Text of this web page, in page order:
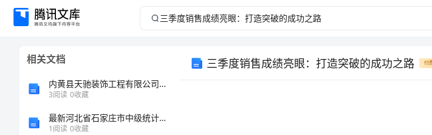
三
相关文档
内黄县天驰装饰工程有限公司介绍企业发展分析报告
3阅读 0收藏
最新河北省石家庄市中级统计师《统计基础知识理论及相关知识》深度自测卷（附答案及解析）
1阅读 0收藏
三季度销售成绩亮眼：打造突破的成功之路 付